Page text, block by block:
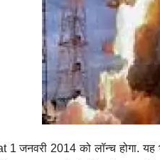
1 जनवरी 2014 को लॉन्च होगा.